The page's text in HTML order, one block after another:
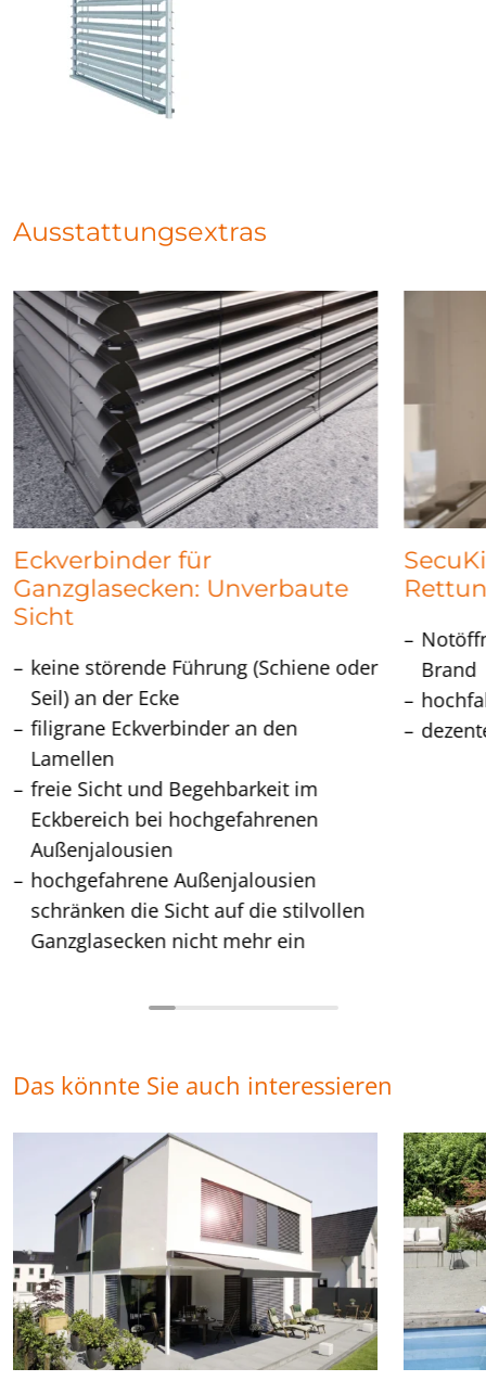
Ausstattungsextras
Eckverbinder für
Ganzglasecken: Unverbaute
Sicht
keine störende Führung (Schiene oder
Seil) an der Ecke
filigrane Eckverbinder an den
Lamellen
freie Sicht und Begehbarkeit im
Eckbereich bei hochgefahrenen
Außenjalousien
hochgefahrene Außenjalousien
schränken die Sicht auf die stilvollen
Ganzglasecken nicht mehr ein
Brand
Das könnte Sie auch interessieren